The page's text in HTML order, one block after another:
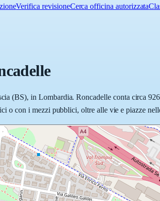
Verifica revisioneCerca officina autorizzata
(BS), in Lombardia. Roncadelle conta circa
o con i mezzi pubblici, oltre alle vie e piazze